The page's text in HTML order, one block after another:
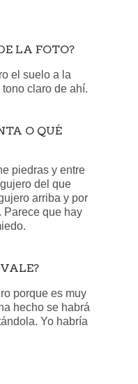
LA FOTO?
el suelo a la
claro de ahí.
O QUÉ
piedras y entre
del que
arriba y por
Parece que hay
porque es muy
hecho se habrá
Yo habría